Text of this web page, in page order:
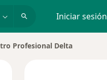
Iniciar sesión
ciudad
Profesional Delta